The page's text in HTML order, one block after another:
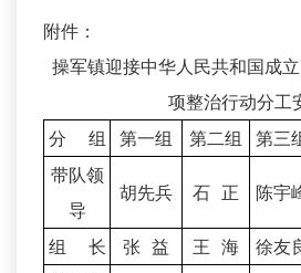
附件：
操军镇迎接中华人民共和国成
项整治行动分工
分 组
第一组 第二组 第三
带队领
导
胡先兵 石 正 陈宇
组 长 张 益 王 海 徐友